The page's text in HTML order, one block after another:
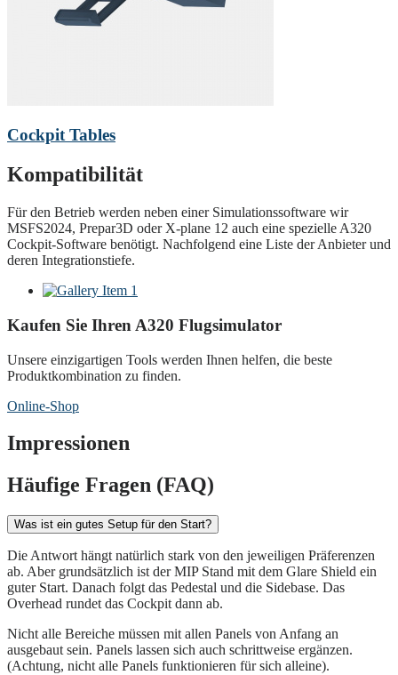
Cockpit Tables
Kompatibilität
Für den Betrieb werden neben einer Simulationssoftware wir
MSFS2024, Prepar3D oder X-plane 12 auch eine spezielle A320
Cockpit-Software benötigt. Nachfolgend eine Liste der Anbieter und
deren Integrationstiefe.
Kaufen Sie Ihren A320 Flugsimulator
Unsere einzigartigen Tools werden Ihnen helfen, die beste
Produktkombination zu finden.
Online-Shop
Impressionen
Häufige Fragen (FAQ)
Was ist ein gutes Setup für den Start?
Die Antwort hängt natürlich stark von den jeweiligen Präferenzen
ab. Aber grundsätzlich ist der MIP Stand mit dem Glare Shield ein
guter Start. Danach folgt das Pedestal und die Sidebase. Das
Overhead rundet das Cockpit dann ab.
Nicht alle Bereiche müssen mit allen Panels von Anfang an
ausgebaut sein. Panels lassen sich auch schrittweise ergänzen.
(Achtung, nicht alle Panels funktionieren für sich alleine).